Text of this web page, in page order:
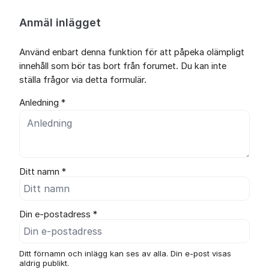
Anmäl inlägget
Använd enbart denna funktion för att påpeka olämpligt
innehåll som bör tas bort från forumet. Du kan inte
ställa frågor via detta formulär.
Anledning *
Ditt namn *
Din e-postadress *
Ditt förnamn och inlägg kan ses av alla. Din e-post visas
aldrig publikt.